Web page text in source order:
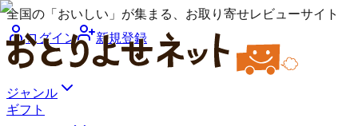
全国の「おいしい」が集まる、お取り寄せレビューサイト
ログイン
新規登録
ジャンル
ギフト